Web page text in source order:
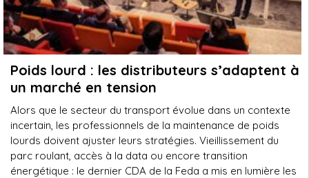
Poids lourd : les distributeurs s’adaptent à
un marché en tension
Alors que le secteur du transport évolue dans un contexte
incertain, les professionnels de la maintenance de poids
lourds doivent ajuster leurs stratégies. Vieillissement du
parc roulant, accès à la data ou encore transition
énergétique : le dernier CDA de la Feda a mis en lumière les